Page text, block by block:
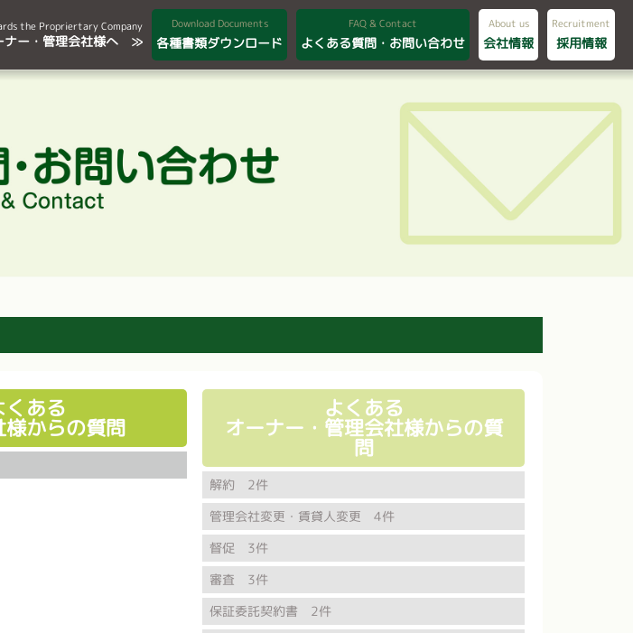
the Propriertary Company
ナー・管理会社様へ ≫
Download Documents
各種書類ダウンロード
FAQ & Contact
よくある質問・お問い合わせ
About us
会社情報
Recruitment
採用情報
くある
様からの質問
よくある
オーナー・管理会社様からの質
問
解約 2件
管理会社変更・賃貸人変更 4件
督促 3件
審査 3件
保証委託契約書 2件